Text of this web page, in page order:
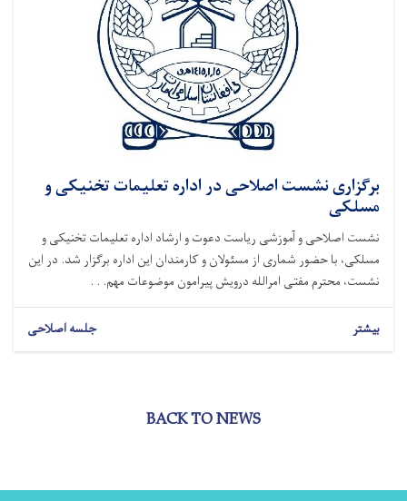
برگزاری نشست اصلاحی در اداره تعلیمات تخنیکی و
مسلکی
نشست اصلاحی و آموزشی ریاست دعوت و ارشاد اداره تعلیمات تخنیکی و
مسلکی، با حضور شماری از مسئولان و کارمندان این اداره برگزار شد. در این
نشست، محترم مفتی امرالله درویش پیرامون موضوعات مهم. . .
بیشتر جلسه اصلاحی
BACK TO NEWS